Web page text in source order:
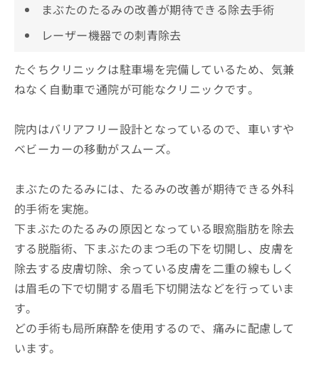
まぶたのたるみの改善が期待できる除去手術
レーザー機器での刺青除去
たぐちクリニックは駐車場を完備しているため、気兼
ねなく自動車で通院が可能なクリニックです。
院内はバリアフリー設計となっているので、車いすや
ベビーカーの移動がスムーズ。
まぶたのたるみには、たるみの改善が期待できる外科
的手術を実施。
下まぶたのたるみの原因となっている眼窩脂肪を除去
する脱脂術、下まぶたのまつ毛の下を切開し、皮膚を
除去する皮膚切除、余っている皮膚を二重の線もしく
は眉毛の下で切開する眉毛下切開法などを行っていま
す。
どの手術も局所麻酔を使用するので、痛みに配慮して
います。